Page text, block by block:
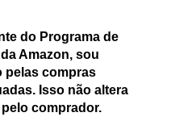
do Programa de
Amazon, sou
pelas compras
Isso não altera
comprador.